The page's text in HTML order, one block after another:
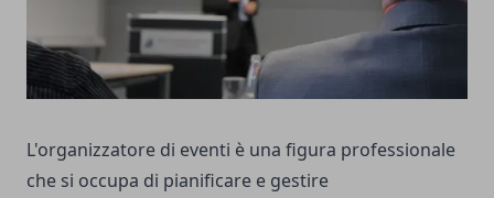
L'organizzatore di eventi è una figura professionale
che si occupa di pianificare e gestire